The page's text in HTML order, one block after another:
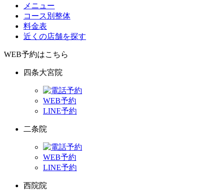
メニュー
コース別整体
料金表
近くの店舗を探す
WEB予約はこちら
四条大宮院
WEB予約
LINE予約
二条院
WEB予約
LINE予約
西院院